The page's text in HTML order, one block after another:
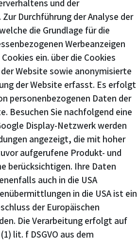
und der
Durchführung der Analyse der
die Grundlage für die
Werbeanzeigen
ein. über die Cookies
Website sowie anonymisierte
der Website erfasst. Es erfolgt
personenbezogenen Daten der
Besuchen Sie nachfolgend eine
Display-Netzwerk werden
angezeigt, die mit hoher
aufgerufene Produkt- und
berücksichtigen. Ihre Daten
auch in die USA
in die USA ist ein
der Europäischen
Die Verarbeitung erfolgt auf
lit. f DSGVO aus dem